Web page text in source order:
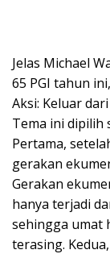
Jelas Michael
65 PGI tahun
Aksi: Keluar
Tema ini dipilih
Pertama,
gerakan
Gerakan
hanya terjadi
sehingga umat
terasing.